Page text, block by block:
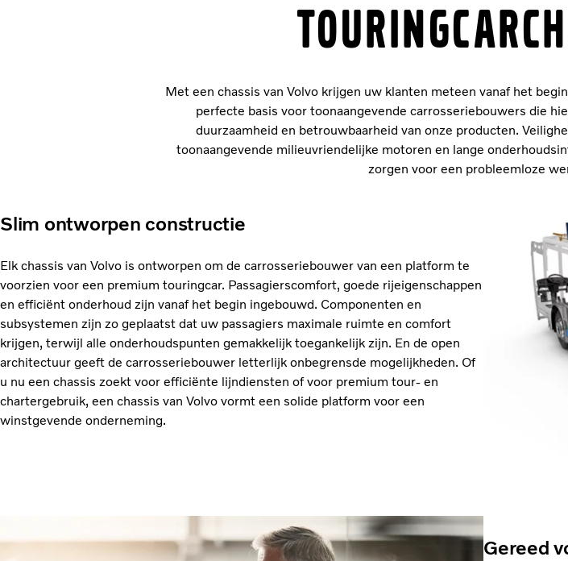
Met een chassis van Volvo krijgen uw klanten meteen vanaf het
perfecte basis voor toonaangevende carrosseriebouwers die
duurzaamheid en betrouwbaarheid van onze producten.
toonaangevende milieuvriendelijke motoren en lange
zorgen voor een probleemloze
Slim ontworpen constructie
Elk chassis van Volvo is ontworpen om de carrosseriebouwer van een platform te
voorzien voor een premium touringcar. Passagierscomfort, goede rijeigenschappen
en efficiënt onderhoud zijn vanaf het begin ingebouwd. Componenten en
subsystemen zijn zo geplaatst dat uw passagiers maximale ruimte en comfort
krijgen, terwijl alle onderhoudspunten gemakkelijk toegankelijk zijn. En de open
architectuur geeft de carrosseriebouwer letterlijk onbegrensde mogelijkheden. Of
u nu een chassis zoekt voor efficiënte lijndiensten of voor premium tour- en
chartergebruik, een chassis van Volvo vormt een solide platform voor een
winstgevende onderneming.
Gereed